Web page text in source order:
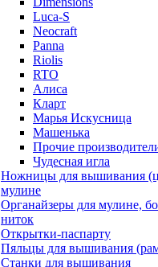
Luca-S
Neocraft
Panna
Riolis
RTO
Алиса
Кларт
Марья Искусница
Машенька
Прочие
Чудесная игла
Ножницы для вышивания
мулине
Органайзеры для мулине,
ниток
Открытки-паспарту
Пяльцы для вышивания
Станки для вышивания